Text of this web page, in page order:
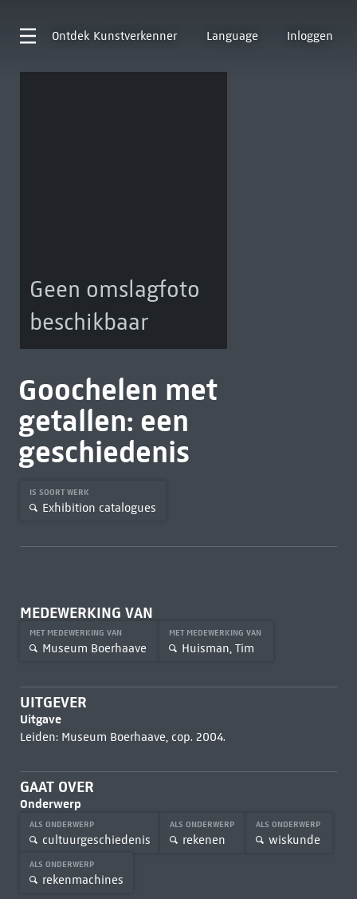
Ontdek Kunstverkenner Language Inloggen
Geen omslagfoto
beschikbaar
Goochelen met
getallen: een
geschiedenis
IS SOORT WERK
Exhibition catalogues
MEDEWERKING VAN
MET MEDEWERKING VAN
Museum Boerhaave
MET MEDEWERKING VAN
Huisman, Tim
UITGEVER
Uitgave
Leiden: Museum Boerhaave, cop. 2004.
GAAT OVER
Onderwerp
ALS ONDERWERP
cultuurgeschiedenis
ALS ONDERWERP
rekenen
ALS ONDERWERP
wiskunde
ALS ONDERWERP
rekenmachines